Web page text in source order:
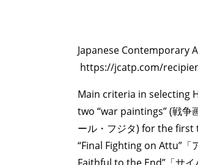
Japanese Contemporary
https://jcatp.com/
Main criteria in selecting
two “war paintings” (戦
ール・フジタ) for the
“Final Fighting on Attu”